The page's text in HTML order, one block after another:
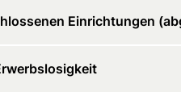
Einrichtungen